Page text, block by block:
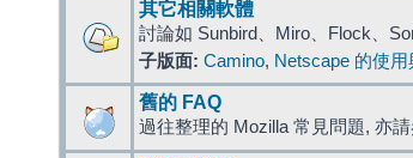
其它相關軟體
討論如 Sunbird、Miro、Flock、
子版面: Camino, Netscape 的使用
舊的 FAQ
過往整理的 Mozilla 常見問題, 亦